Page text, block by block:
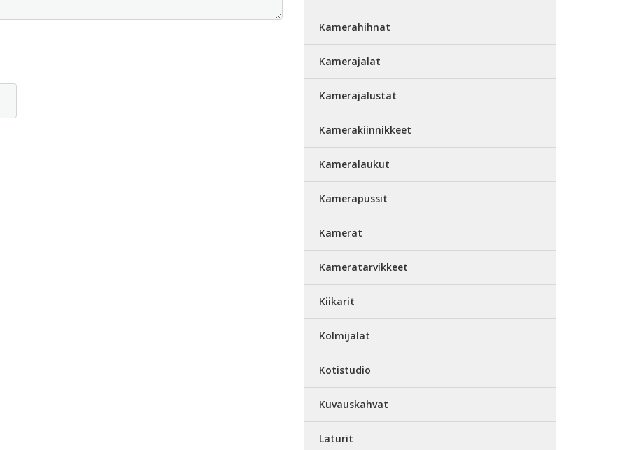
Kamerahihnat
Kamerajalat
Kamerajalustat
Kamerakiinnikkeet
Kameralaukut
Kamerapussit
Kamerat
Kameratarvikkeet
Kiikarit
Kolmijalat
Kotistudio
Kuvauskahvat
Laturit